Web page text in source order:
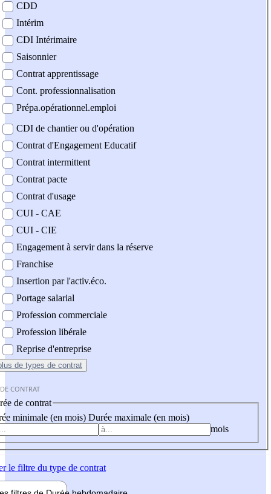
CDD
Intérim
CDI Intérimaire
Saisonnier
Contrat apprentissage
Cont. professionnalisation
Prépa.opérationnel.emploi
CDI de chantier ou d'opération
Contrat d'Engagement Educatif
Contrat intermittent
Contrat pacte
Contrat d'usage
CUI - CAE
CUI - CIE
Engagement à servir dans la réserve
Franchise
Insertion par l'activ.éco.
Portage salarial
Profession commerciale
Profession libérale
Reprise d'entreprise
de types de contrat
CONTRAT
de contrat
minimale (en mois) Durée maximale (en mois)
mois
le filtre du type de contrat